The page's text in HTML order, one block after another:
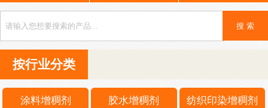
按行业分类
涂料增稠剂 胶水增稠剂 纺织印染增稠剂